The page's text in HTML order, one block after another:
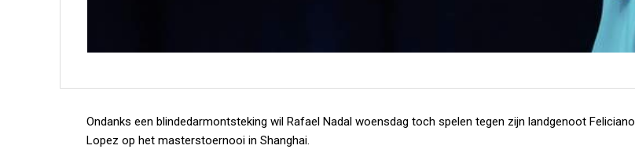
Ondanks een blindedarmontsteking wil Rafael Nadal woensdag toch spelen tegen zijn landgenoot Feliciano
Lopez op het masterstoernooi in Shanghai.